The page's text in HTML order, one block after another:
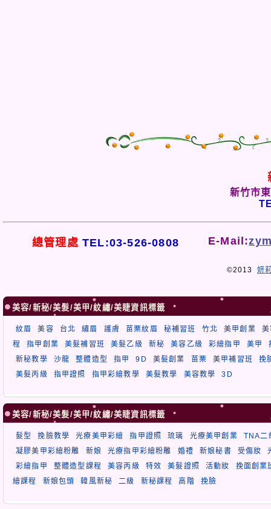
新竹市
總管理處 TEL:03-526-0808 E-Mail:
©2013 妍
美容/新秘/美髮/美甲/紋繡/美睫資訊標籤
紋眉 美容 台北 繡眉 護膚 苗栗紋眉 秘補習班 竹北 美甲創業
程
指甲創業 美髮補習班 美髮乙級 新秘 美容乙級 彩繪指甲 美甲
新秘教學
沙龍 整體造型 指甲 9D 美髮創業 苗栗 美甲補習班
挽
美髮丙級
指甲證照 指甲彩繪教學 美髮教學 美容教學 3D
美容/新秘/美髮/美甲/紋繡/美睫資訊標籤
髮型 挽臉教學 光療美甲彩繪 指甲證照 琉璃 光療美甲創業
TNA二
凝膠美甲彩繪粉雕
新娘 光療指甲彩繪粉雕 婚禮 新娘秘書 受傷妝
彩繪指甲
整體造型課程 美容丙級 特效 美髮證照 活動妝
挽面創業
繪課程
新娘包頭 韓風新秘 二級 新秘課程 高階 挽臉